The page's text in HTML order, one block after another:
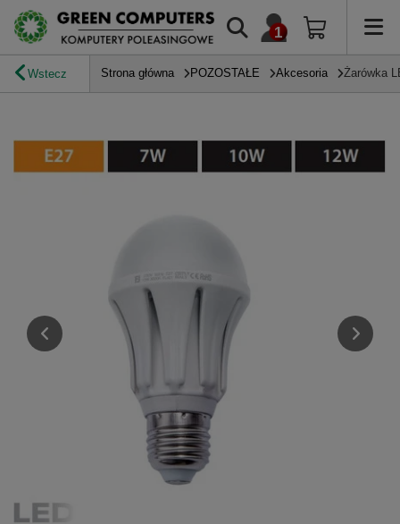
Wstecz Strona główna POZOSTAŁE Akcesoria Żarówka